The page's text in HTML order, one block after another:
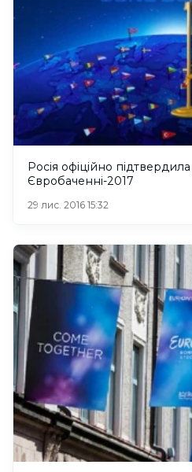
Росія офіційно
Євробаченні-2017
29 лис. 2016 15:32